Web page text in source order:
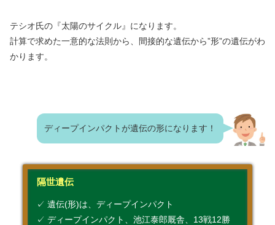
テシオ氏の『太陽のサイクル』になります。
計算で求めた一意的な法則から、間接的な遺伝から”形”の遺伝がわ
かります。
ディープインパクトが遺伝の形になります！
隔世遺伝
✓ 遺伝(形)は、ディープインパクト
✓ ディープインパクト、池江泰郎厩舎、13戦12勝